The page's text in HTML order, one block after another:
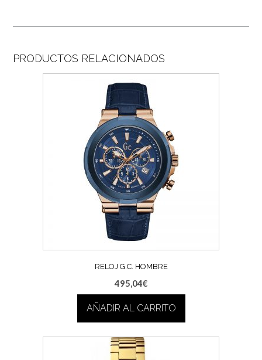
PRODUCTOS RELACIONADOS
RELOJ G.C. HOMBRE
495,04€
AÑADIR AL CARRITO